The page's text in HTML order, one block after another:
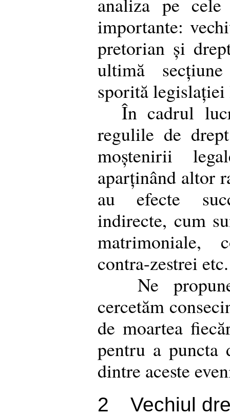
importante:
pretorian și
ultimă
sporită
În cadrul
regulile de
moștenirii
aparținând altor
au efecte
indirecte, cum
matrimoniale,
contra-zestrei etc.
Ne
cercetăm
de moartea
pentru a puncta
dintre aceste
2 Vechiul